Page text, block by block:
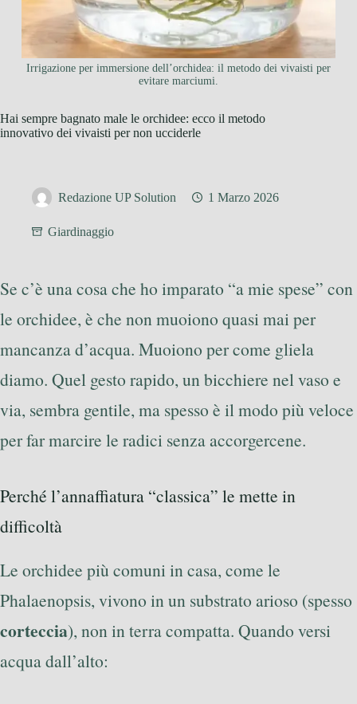
Irrigazione per immersione dell’orchidea: il metodo dei vivaisti per
evitare marciumi.
Hai sempre bagnato male le orchidee: ecco il metodo
innovativo dei vivaisti per non ucciderle
Redazione UP Solution 1 Marzo 2026
Giardinaggio
Se c’è una cosa che ho imparato “a mie spese” con
le orchidee, è che non muoiono quasi mai per
mancanza d’acqua. Muoiono per come gliela
diamo. Quel gesto rapido, un bicchiere nel vaso e
via, sembra gentile, ma spesso è il modo più veloce
per far marcire le radici senza accorgercene.
Perché l’annaffiatura “classica” le mette in
difficoltà
Le orchidee più comuni in casa, come le
Phalaenopsis, vivono in un substrato arioso (spesso
corteccia), non in terra compatta. Quando versi
acqua dall’alto: